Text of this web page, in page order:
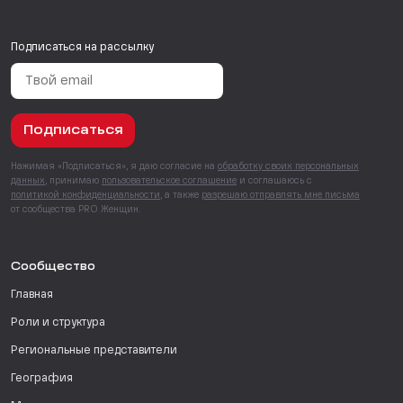
Подписаться на рассылку
Подписаться
Нажимая «Подписаться», я даю согласие на обработку своих персональных
данных , принимаю пользовательское соглашение и соглашаюсь с
политикой конфиденциальности , а также разрешаю отправлять мне письма
от сообщества PRO Женщин.
Сообщество
Главная
Роли и структура
Региональные представители
География